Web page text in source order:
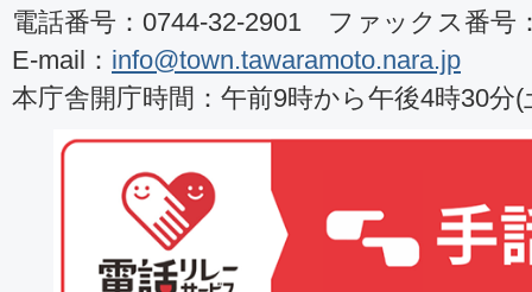
電話番号：0744-32-2901 ファックス番号
E-mail： info@town.tawaramoto.nara.jp
本庁舎開庁時間：午前9時から午後4時30分